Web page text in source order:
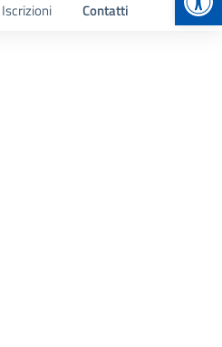
Iscrizioni Contatti